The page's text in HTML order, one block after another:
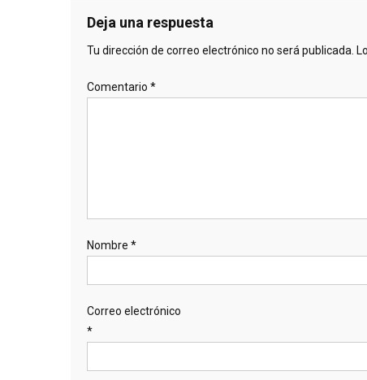
Deja una respuesta
Tu dirección de correo electrónico no será publicada.
Comentario *
Nombre *
Correo electrónico
*